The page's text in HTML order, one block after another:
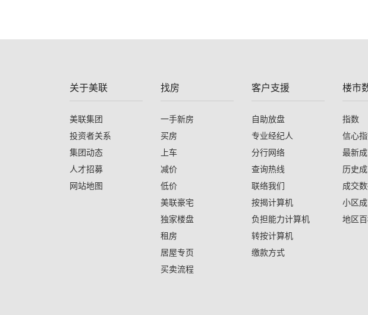
关于美联
美联集团
投资者关系
集团动态
人才招募
网站地图
找房
一手新房
买房
上车
减价
低价
美联豪宅
独家楼盘
租房
居屋专页
买卖流程
客户支援
自助放盘
专业经纪人
分行网络
查询热线
联络我们
按揭计算机
负担能力计算机
转按计算机
缴款方式
楼市
指数
信心
最新
历史
成交
小区
地区